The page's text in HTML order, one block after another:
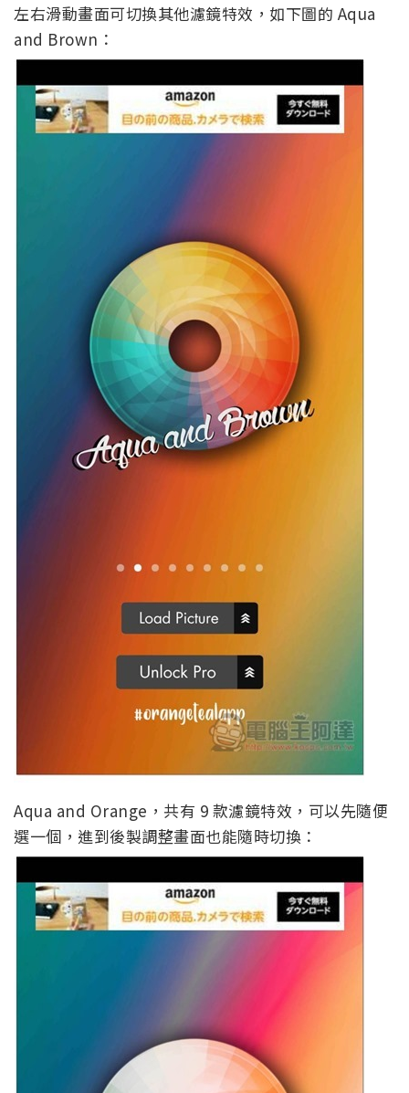
左右滑動畫面可切換其他濾鏡特效，如下圖的 Aqua
and Brown：
Aqua and Orange，共有 9 款濾鏡特效，可以先隨便
選一個，進到後製調整畫面也能隨時切換：